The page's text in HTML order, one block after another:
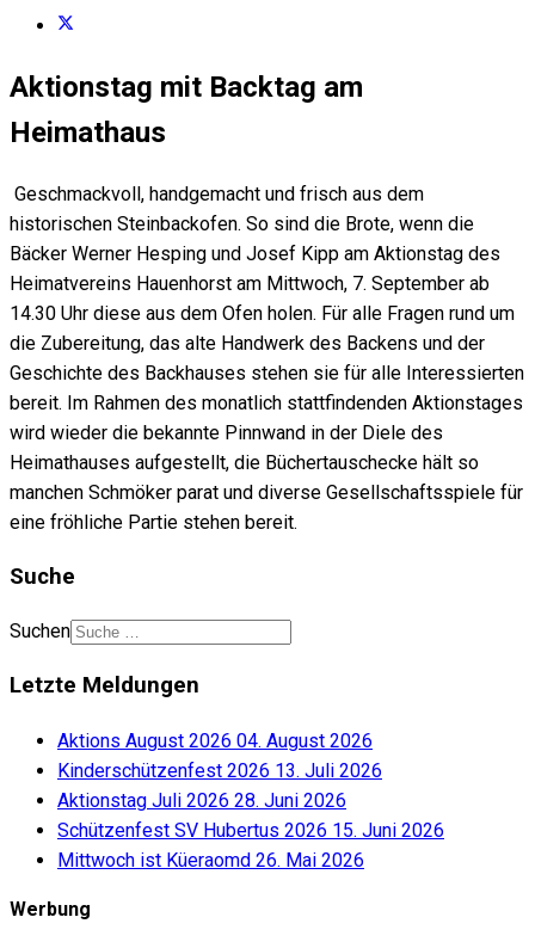
Aktionstag mit Backtag am
Heimathaus
Geschmackvoll, handgemacht und frisch aus dem
historischen Steinbackofen. So sind die Brote, wenn die
Bäcker Werner Hesping und Josef Kipp am Aktionstag des
Heimatvereins Hauenhorst am Mittwoch, 7. September ab
14.30 Uhr diese aus dem Ofen holen. Für alle Fragen rund um
die Zubereitung, das alte Handwerk des Backens und der
Geschichte des Backhauses stehen sie für alle Interessierten
bereit. Im Rahmen des monatlich stattfindenden Aktionstages
wird wieder die bekannte Pinnwand in der Diele des
Heimathauses aufgestellt, die Büchertauschecke hält so
manchen Schmöker parat und diverse Gesellschaftsspiele für
eine fröhliche Partie stehen bereit.
Suche
Suchen
Letzte Meldungen
Aktions August 2026 04. August 2026
Kinderschützenfest 2026 13. Juli 2026
Aktionstag Juli 2026 28. Juni 2026
Schützenfest SV Hubertus 2026 15. Juni 2026
Mittwoch ist Küeraomd 26. Mai 2026
Werbung